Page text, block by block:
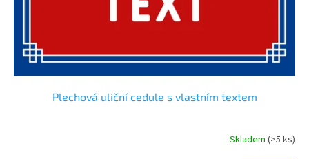
Plechová uliční cedule s vlastním textem
Skladem(>5 ks)